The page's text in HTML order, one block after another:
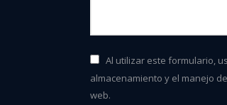
Al utilizar este formulario,
almacenamiento y el manejo
web.